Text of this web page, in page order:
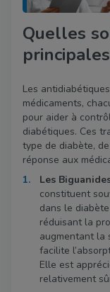
Quelles
Les
médicaments,
pour aider à
diabétiques. Ces
type de diabète,
réponse aux
Les
constituent
dans le
réduisant la
augmentant la
facilite
Elle est
relativement